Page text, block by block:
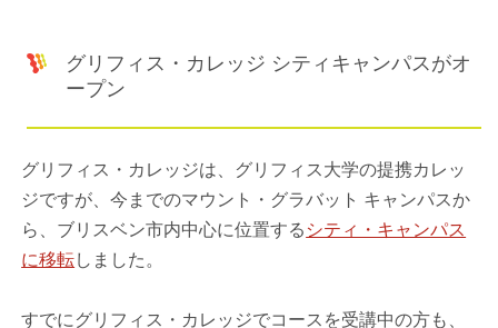
グリフィス・カレッジ シティキャンパスがオ
ープン
グリフィス・カレッジは、グリフィス大学の提携カレッ
ジですが、今までのマウント・グラバット キャンパスか
ら、ブリスベン市内中心に位置する シティ・キャンパス
に移転しました。
すでにグリフィス・カレッジでコースを受講中の方も、